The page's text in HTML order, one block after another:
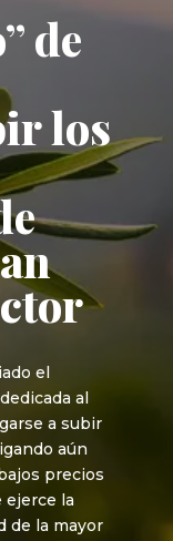
de
los
el
al
a subir
aún
precios
ejerce la
de la mayor